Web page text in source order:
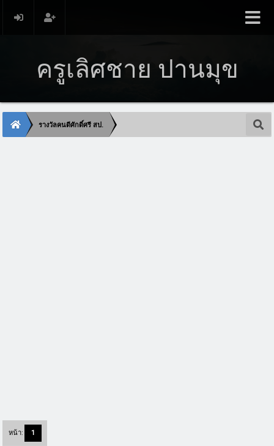
ครูเลิศชาย ปานมุข
รางวัลคนดีศักดิ์ศรี สป.
หน้า: 1